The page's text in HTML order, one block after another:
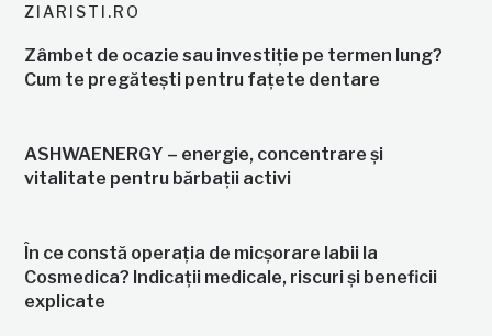
ZIARISTI.RO
Zâmbet de ocazie sau investiție pe termen lung?
Cum te pregătești pentru fațete dentare
ASHWAENERGY – energie, concentrare și
vitalitate pentru bărbații activi
În ce constă operația de micșorare labii la
Cosmedica? Indicații medicale, riscuri și beneficii
explicate